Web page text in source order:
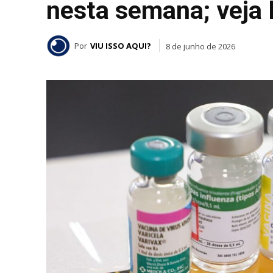
nesta semana; veja
Por VIU ISSO AQUI? 8 de junho de 2026